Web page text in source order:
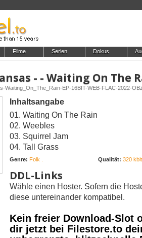
Filme Serien Dokus
- - Waiting On The
Waiting_On_The_Rain-EP-16BIT-WEB-FLAC-2022-
Inhaltsangabe
01. Waiting On The Rain
02. Weebles
03. Squirrel Jam
04. Tall Grass
Genre: Folk . Qualität: 320
DDL-Links
Wähle einen Hoster. Sofern die
diese untereinander kompatibel.
Kein freier Download-Slot
dir jetzt bei Filestore.to